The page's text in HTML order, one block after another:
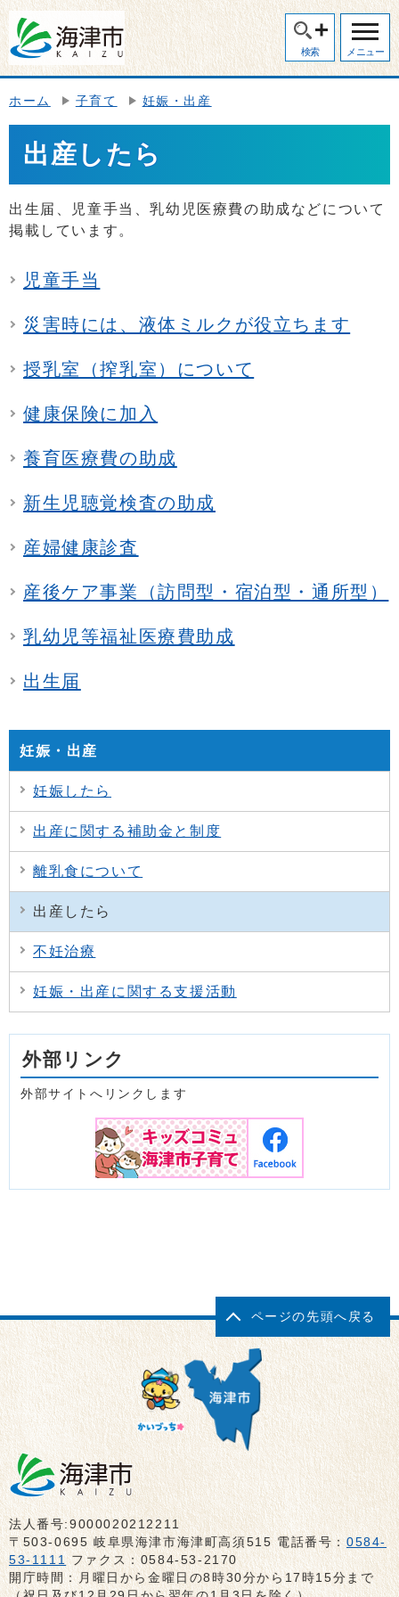
検索 メニュー
ホーム 子育て 妊娠・出産
出産したら
出生届、児童手当、乳幼児医療費の助成などについて
掲載しています。
児童手当
災害時には、液体ミルクが役立ちます
授乳室（搾乳室）について
健康保険に加入
養育医療費の助成
新生児聴覚検査の助成
産婦健康診査
産後ケア事業（訪問型・宿泊型・通所型）
乳幼児等福祉医療費助成
出生届
妊娠・出産
妊娠したら
出産に関する補助金と制度
離乳食について
出産したら
不妊治療
妊娠・出産に関する支援活動
外部リンク
外部サイトへリンクします
ページの先頭へ戻る
法人番号:9000020212211
〒503-0695 岐阜県海津市海津町高須515 電話番号：0584-
53-1111 ファクス：0584-53-2170
開庁時間：月曜日から金曜日の8時30分から17時15分まで